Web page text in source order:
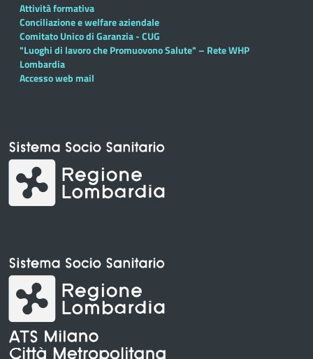
Attività formativa
Conciliazione e welfare aziendale
Comitato Unico di Garanzia - CUG
"Luoghi di lavoro che Promuovono Salute" – Rete WHP
Lombardia
Accesso web mail